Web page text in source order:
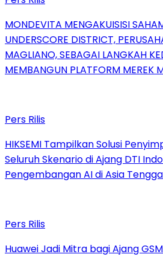
MONDEVITA MENGAKUISISI
UNDERSCORE DISTRICT,
MAGLIANO, SEBAGAI LANGKAH
MEMBANGUN PLATFORM MEREK
Pers Rilis
HIKSEMI Tampilkan Solusi
Seluruh Skenario di Ajang DTI
Pengembangan AI di Asia
Pers Rilis
Huawei Jadi Mitra bagi Ajang